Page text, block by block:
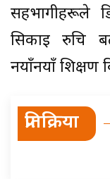
सहभागीहरूले
सिकाइ रुचि
नयाँनयाँ शिक्षण
प्रतिक्रिया